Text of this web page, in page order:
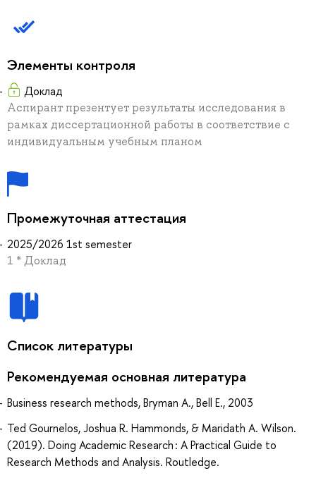
Элементы контроля
Доклад
Аспирант презентует результаты исследования в
рамках диссертационной работы в соответствие с
индивидуальным учебным планом
Промежуточная аттестация
2025/2026 1st semester
1 * Доклад
Список литературы
Рекомендуемая основная литература
Business research methods, Bryman A., Bell E., 2003
Ted Gournelos, Joshua R. Hammonds, & Maridath A. Wilson.
(2019). Doing Academic Research : A Practical Guide to
Research Methods and Analysis. Routledge.